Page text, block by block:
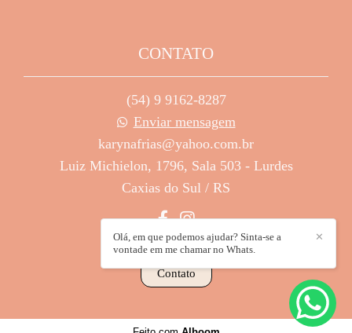
CONTATO
(54) 9 9162-8287
Enviar mensagem
karynafrias@yahoo.com.br
Luiz Michielon, 1796, Sala 503 - Lurdes
Caxias do Sul / RS
Contato
✕
Olá, em que podemos ajudar? Sinta-se a
vontade em me chamar no Whats.